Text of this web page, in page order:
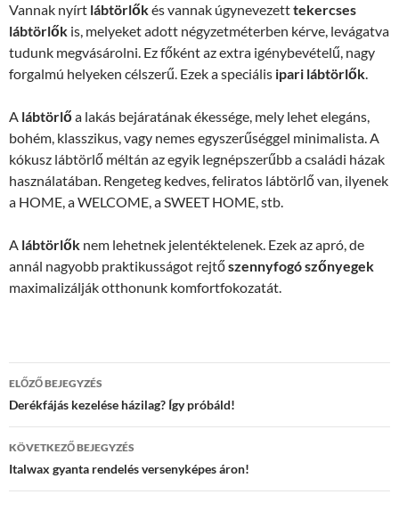
Vannak nyírt lábtörlőkés vannak úgynevezetttekercses
lábtörlők is, melyeket adott négyzetméterben kérve, levágatva
tudunk megvásárolni. Ez főként az extra igénybevételű, nagy
forgalmú helyeken célszerű. Ezek a speciális ipari lábtörlők.
A lábtörlőa lakás bejáratának ékessége, mely lehet elegáns,
bohém, klasszikus, vagy nemes egyszerűséggel minimalista. A
kókusz lábtörlő méltán az egyik legnépszerűbb a családi házak
használatában. Rengeteg kedves, feliratos lábtörlő van, ilyenek
a HOME, a WELCOME, a SWEET HOME, stb.
A lábtörlők nem lehetnek jelentéktelenek. Ezek az apró, de
annál nagyobb praktikusságot rejtőszennyfogó szőnyegek
maximalizálják otthonunk komfortfokozatát.
Bejegyzés
navigáció
ELŐZŐ BEJEGYZÉS
Derékfájás kezelése házilag? Így próbáld!
KÖVETKEZŐ BEJEGYZÉS
Italwax gyanta rendelés versenyképes áron!